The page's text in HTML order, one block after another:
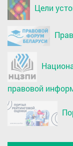
Цели
правовой